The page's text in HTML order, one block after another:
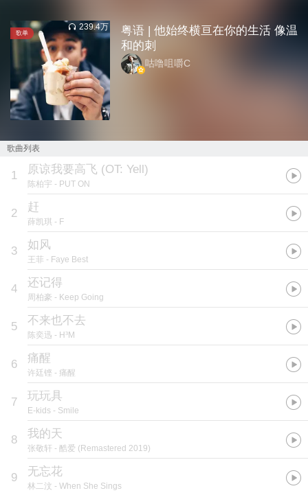
歌单
239.4万
粤语 | 他始终横亘在你的生活 像温
和的刺
咕噜咀嚼C
歌曲列表
1 原谅我要高飞 (OT: Yell)
陈柏宇 - PUT ON
2 赶
薛凯琪 - F
3 如风
王菲 - Faye Best
4 还记得
周柏豪 - Keep Going
5 不来也不去
陈奕迅 - H³M
6 痛醒
许廷铿 - 痛醒
7 玩玩具
E-kids - Smile
8 我的天
张敬轩 - 酷爱 (Remastered 2019)
9 无忘花
林二汶 - When She Sings